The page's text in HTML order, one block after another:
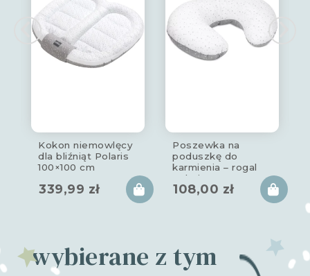
Kokon niemowlęcy
dla bliźniąt Polaris
100×100 cm
339,99 zł
Poszewka na
poduszkę do
karmienia – rogal
polaris
108,00 zł
wybierane z tym